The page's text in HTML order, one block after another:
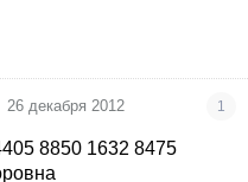
26 декабря 2012 1
8850 1632 8475